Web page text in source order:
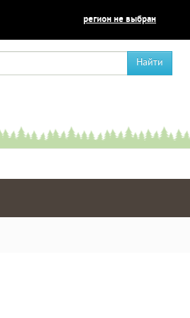
регион не выбран
Найти